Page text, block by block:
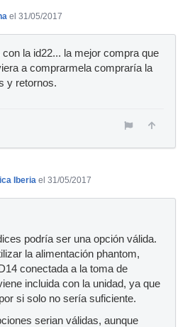
el 31/05/2017
la id22... la mejor compra que
a comprarmela compraría la
y retornos.
Iberia el 31/05/2017
podría ser una opción válida.
la alimentación phantom,
conectada a la toma de
incluida con la unidad, ya que
si solo no sería suficiente.
serian válidas, aunque